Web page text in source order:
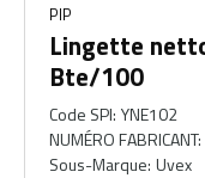
PIP
Lingette
Bte/100
Code SPI: YNE102
NUMÉRO FABRICANT:
Sous-Marque: Uvex